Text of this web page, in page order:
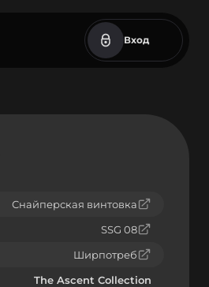
Вход
Снайперская винтовка
SSG 08
Ширпотреб
The Ascent Collection